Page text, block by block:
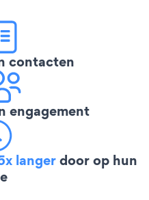
contacten
engagement
langerdoor op hun